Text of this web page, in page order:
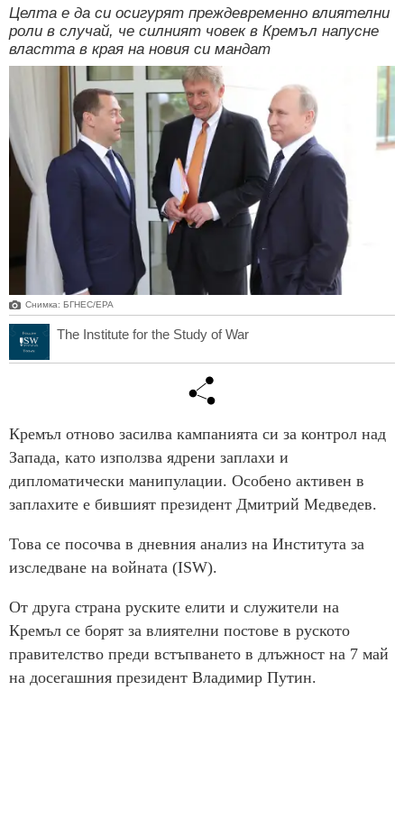
Целта е да си осигурят преждевременно влиятелни
роли в случай, че силният човек в Кремъл напусне
властта в края на новия си мандат
Снимка: БГНЕС/ЕРА
The Institute for the Study of War
Кремъл отново засилва кампанията си за контрол над
Запада, като използва ядрени заплахи и
дипломатически манипулации. Особено активен в
заплахите е бившият президент Дмитрий Медведев.
Това се посочва в дневния анализ на Института за
изследване на войната (ISW).
От друга страна руските елити и служители на
Кремъл се борят за влиятелни постове в руското
правителство преди встъпването в длъжност на 7 май
на досегашния президент Владимир Путин.